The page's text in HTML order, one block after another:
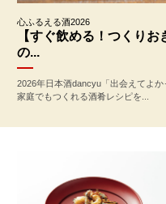
心ふるえる酒2026
【すぐ飲める！つくり
の...
2026年日本酒dancyu「出会えてよ
家庭でもつくれる酒肴レシピを...